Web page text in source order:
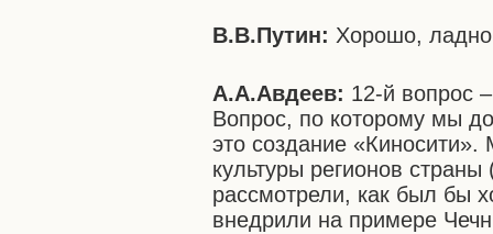
В.В.Путин: Хорошо,
А.А.Авдеев: 12-й вопрос
Вопрос, по которому мы
это создание
культуры регионов
рассмотрели, как был бы
внедрили на примере